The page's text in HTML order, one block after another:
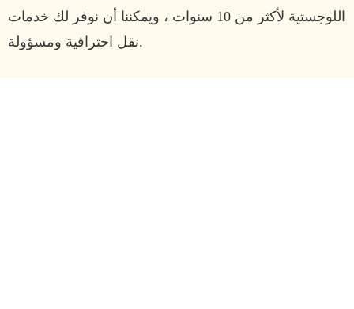
اللوجستية لأكثر من 10 سنوات ، ويمكننا أن نوفر لك خدمات
نقل احترافية ومسؤولة.